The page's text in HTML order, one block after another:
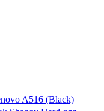
A516 (Black)